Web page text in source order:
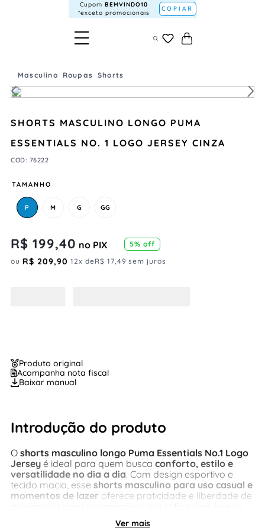
Cupom BEMVINDO10
*exceto promocionais
COPIAR
Masculino Roupas Shorts
SHORTS MASCULINO LONGO PUMA
ESSENTIALS NO. 1 LOGO JERSEY CINZA
COD: 76222
TAMANHO
P M G GG
R$ 199,40 no PIX 5% off
ou R$ 209,90 12x deR$ 17,49 sem juros
Produto original
Acompanha nota fiscal
Baixar manual
Introdução do produto
O shorts masculino longo Puma Essentials No.1 Logo
Jersey é ideal para quem busca conforto, estilo e
versatilidade no dia a dia. Com design esportivo e
tecido macio, esse shorts masculino para uso casual e
momentos de lazer oferece praticidade e liberdade de
Ver mais